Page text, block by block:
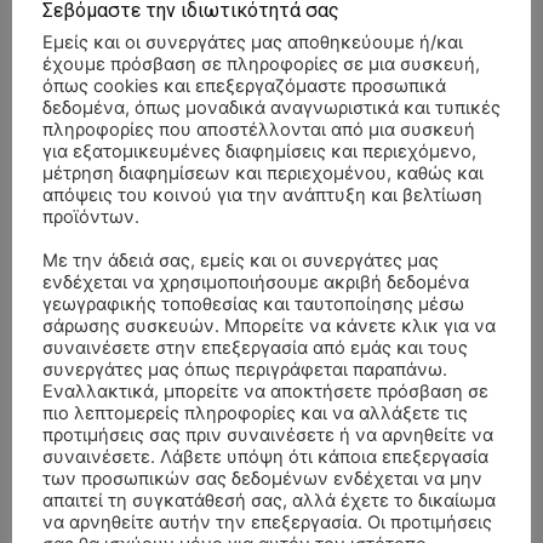
ΟΙ ΤΑΣΕΙΣ ΤΩΡΑ
Σεβόμαστε την ιδιωτικότητά σας
Εμείς και οι συνεργάτες μας αποθηκεύουμε ή/και
έχουμε πρόσβαση σε πληροφορίες σε μια συσκευή,
όπως cookies και επεξεργαζόμαστε προσωπικά
δεδομένα, όπως μοναδικά αναγνωριστικά και τυπικές
πληροφορίες που αποστέλλονται από μια συσκευή
για εξατομικευμένες διαφημίσεις και περιεχόμενο,
μέτρηση διαφημίσεων και περιεχομένου, καθώς και
απόψεις του κοινού για την ανάπτυξη και βελτίωση
προϊόντων.
Με την άδειά σας, εμείς και οι συνεργάτες μας
ενδέχεται να χρησιμοποιήσουμε ακριβή δεδομένα
γεωγραφικής τοποθεσίας και ταυτοποίησης μέσω
σάρωσης συσκευών. Μπορείτε να κάνετε κλικ για να
συναινέσετε στην επεξεργασία από εμάς και τους
συνεργάτες μας όπως περιγράφεται παραπάνω.
Εναλλακτικά, μπορείτε να αποκτήσετε πρόσβαση σε
πιο λεπτομερείς πληροφορίες και να αλλάξετε τις
προτιμήσεις σας πριν συναινέσετε ή να αρνηθείτε να
συναινέσετε. Λάβετε υπόψη ότι κάποια επεξεργασία
των προσωπικών σας δεδομένων ενδέχεται να μην
απαιτεί τη συγκατάθεσή σας, αλλά έχετε το δικαίωμα
να αρνηθείτε αυτήν την επεξεργασία. Οι προτιμήσεις